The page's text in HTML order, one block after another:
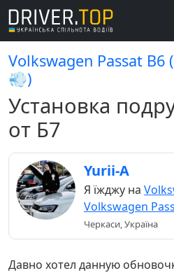
Volkswagen Passat
💨)
Установка
от Б7
Yurii-A
Я їжджу на
Volkswagen
Черкаси, Україна
Давно хотел данную